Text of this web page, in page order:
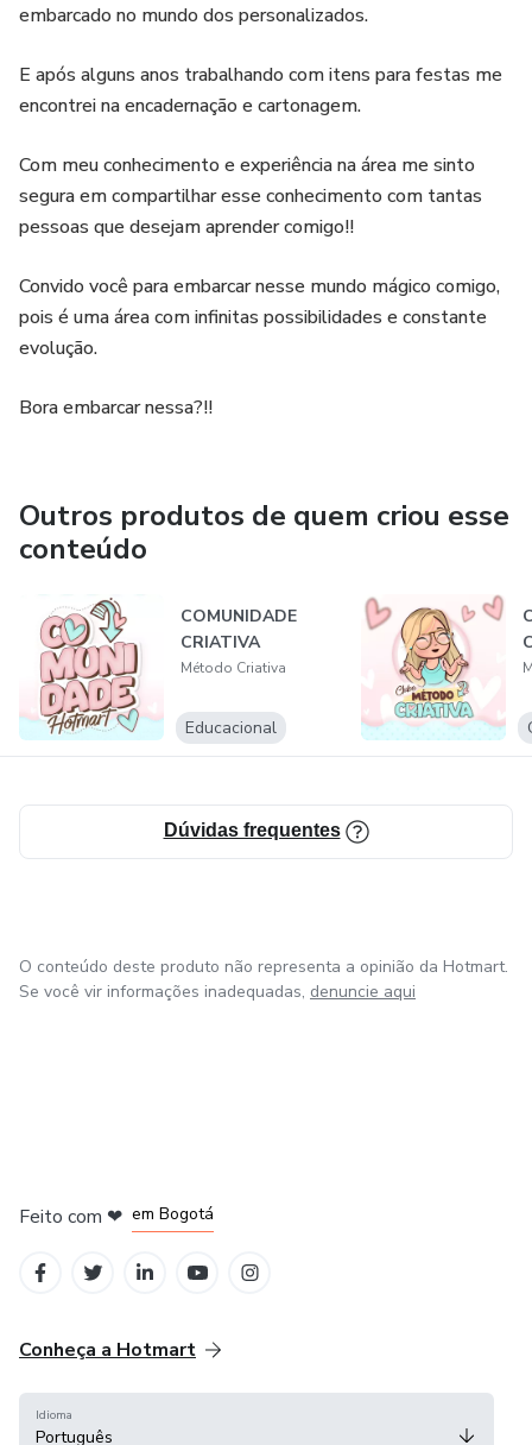
embarcado no mundo dos personalizados.
E após alguns anos trabalhando com itens para festas me
encontrei na encadernação e cartonagem.
Com meu conhecimento e experiência na área me sinto
segura em compartilhar esse conhecimento com tantas
pessoas que desejam aprender comigo!!
Convido você para embarcar nesse mundo mágico comigo,
pois é uma área com infinitas possibilidades e constante
evolução.
Bora embarcar nessa?!!
Outros produtos de quem criou esse
conteúdo
COMUNIDADE
CRIATIVA
Método Criativa
Educacional
Dúvidas frequentes
O conteúdo deste produto não representa a opinião da Hotmart.
Se você vir informações inadequadas, denuncie aqui
Feito com ❤ em Bogotá
Conheça a Hotmart
Idioma
Português